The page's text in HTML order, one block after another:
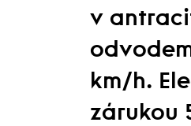
v
km/h.
zárukou